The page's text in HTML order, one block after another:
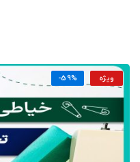
ویژه -59%